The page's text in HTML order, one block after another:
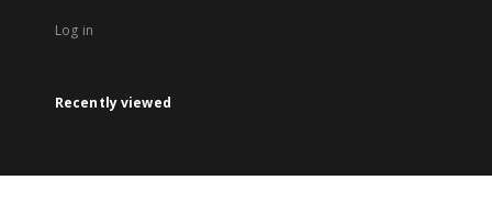
Log in
Recently viewed